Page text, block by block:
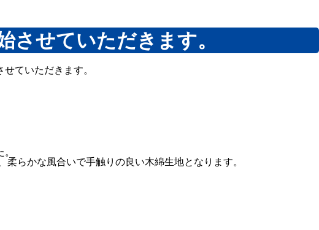
させていただきます。
ていただきます。
らかな風合いで手触りの良い木綿生地となります。